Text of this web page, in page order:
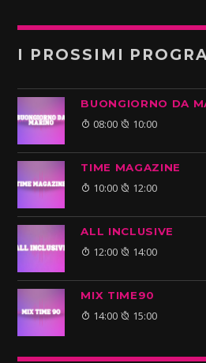
I PROSSIMI
BUONGIORNO DA
08:00 10:00
TIME MAGAZINE
10:00 12:00
ALL INCLUSIVE
12:00 14:00
MIX TIME90
14:00 15:00